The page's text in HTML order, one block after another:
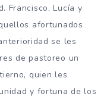
Francisco, Lucía y
afortunados
se les
de pastoreo un
quien les
y fortuna de los